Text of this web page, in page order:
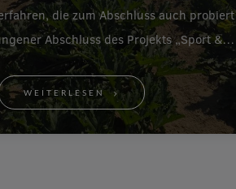
die zum Abschluss auch probiert
Abschluss des Projekts „Sport &…
WEITERLESEN